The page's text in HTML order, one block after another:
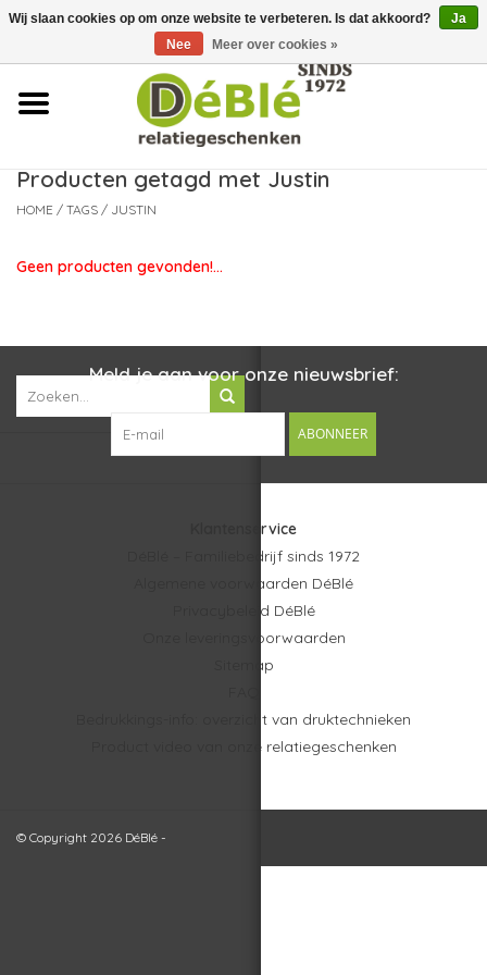
Over ons
Contact
Nieuws
Leveringsvoorwaarden
Producten getagd met Justin
HOME / TAGS / JUSTIN
Geen producten gevonden!...
Meld je aan voor onze nieuwsbrief:
ABONNEER
Klantenservice
DéBlé – Familiebedrijf sinds 1972
Algemene voorwaarden DéBlé
Privacybeleid DéBlé
Onze leveringsvoorwaarden
Sitemap
Bedrukkings-info: overzicht van druktechnieken
Product video van onze relatiegeschenken
© Copyright 2026 DéBlé -
Wij slaan cookies op om onze website te verbeteren. Is dat akkoord?
Ja
Nee
Meer over cookies »